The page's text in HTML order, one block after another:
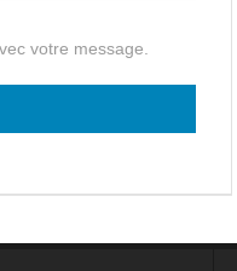
votre message.